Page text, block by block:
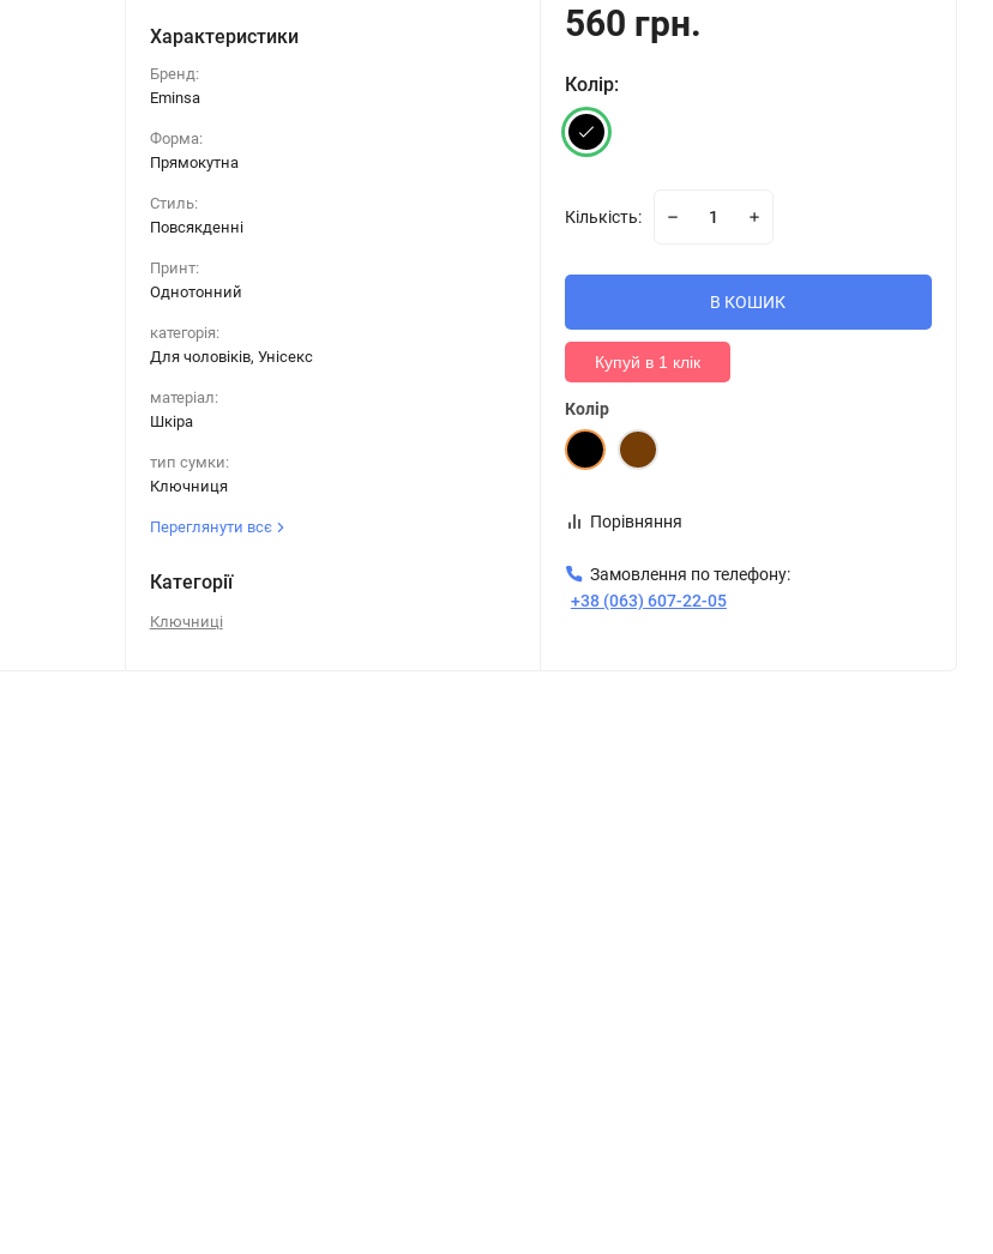
Характеристики
Бренд:
Eminsa
Форма:
Прямокутна
Стиль:
Повсякденні
Принт:
Однотонний
категорія:
Для чоловіків, Унісекс
матеріал:
Шкіра
тип сумки:
Ключниця
Переглянути всє
Категорії
Ключниці
560 грн.
Колір:
Кількість:
В КОШИК
Купуй в 1 клік
Колір
Порівняння
Замовлення по телефону:
+38 (063) 607-22-05